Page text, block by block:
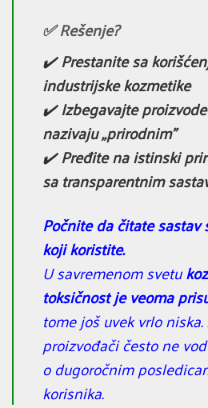
✅ Rešenje?
✔️Prestanite sa
industrijske kozmetike
✔️Izbegavajte
nazivaju „prirodnim”
✔️Pređite na istinski
sa transparentnim
Počnite da čitate sastav
koji koristite.
U savremenom svetu
toksičnost je veoma
tome još uvek vrlo
proizvođači često ne
o dugoročnim
korisnika.